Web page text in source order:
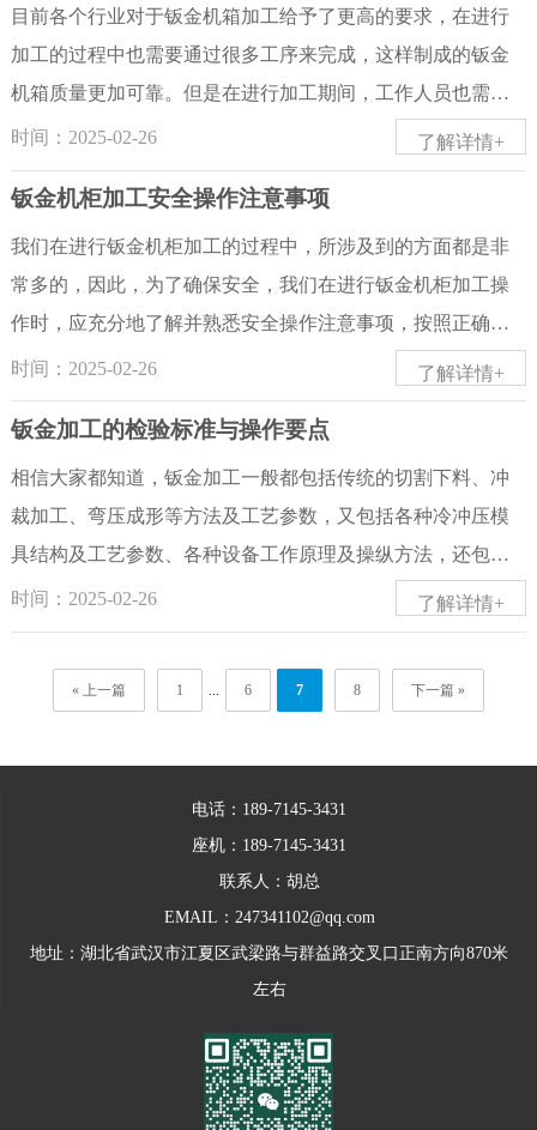
意按照正确方式，正确的规范来完成加工操作，进而能使得
厂家获得所需...
应力应变散布规则，并断定变形力和变形功，以便合理地挑
选设备吨位及模具强度。2、研究钣金加工塑性成形过程中构
件应变和尺度的改变规则，挑选合适的坯料和合理的中心毛
坯形状，以便最优地到达构件所需的形状。3、研究温度、应
变率效应等钣金加工条件对金属塑性加工抗力的影响以及进
步金属耐性和下降抗力的办法，以取得具有杰出功能的构
件。金属成形的塑性剖析办法主要有主应力法、滑移线法、
上限...
沙，想要应付国外相关企业的冲击需要对该行业本身进行整
合，保证我们民族工业能够遥遥领先于世界各国，因此，番
禺钣金制造行业除了扩大行业规模之外，还需在先进的互联
网平台上整合行业生产和供求的关系，如此才能在钣金行业
中立足不败之地，更好地开通国内外市场。目前我国的高精
度钣金加工企业数量较少，同时缺乏专业的高技术人才，而
未来钣金加工制造业的发展趋势将会朝着智能化、智慧化的
方向去发展，所以对于钣金加工能力的需求也在不断提高，
整体来看，佛山钣金制造行业内若能优化技术实力、客户资
源及先进的企业管理模式将能在未来激烈的竞争中获得行业
内较高的利润水平!
目前各个行业对于钣金机箱加工给予了更高的要求，在进行
加工的过程中也需要通过很多工序来完成，这样制成的钣金
机箱质量更加可靠。但是在进行加工期间，工作人员也需要
对加工技巧有所了解，并按照合适的流程和方式完成加工操
作，这样可以达到工艺标准，也可以解决更多生产加工难
题。钣金机箱加工进行钣金机箱加工期间需要掌握一定的技
术流程，标准的程序不可以出现错误，也不能忽视。另外加
工操作也需要在一定的技术标准下进行，严格选择材料。如
果材料的厚度存在不均匀的情况，工作人员就需要运用更多
加工技术来处理解决，在进行加工生产的过程中折弯操作也
是必要的流程，折弯过程中的技巧和方法对于产品的加工制
作质量也会产生很大的影响。在进行钣金机箱加工期间，经
常会出现折断和脱料等情况，所以需要事先做好准备，还需
要避免出现过度磨损，在遇到任何加工生产难题时，工作人
员需要通过合适的方式方法来进行处理解决。例如可以增强
模具的强度，工作人员可以选用导向性良好的装置配合生产
加工的进行，也可以使用气吹模具，让材质的抗磨性更强。
现在钣金机箱加工操作已经为很多行业的发展提供了便利条
件，也可以通过合适的方法确保产品加工质量，在加工期间
了解详情+
时间：2025-02-26
钣金机柜加工安全操作注意事项
我们在进行钣金机柜加工的过程中，所涉及到的方面都是非
常多的，因此，为了确保安全，我们在进行钣金机柜加工操
作时，应充分地了解并熟悉安全操作注意事项，按照正确的
操作方法进行操作，以免发生一些不必要的安全事故。那么
您知道钣金机柜加工安全操作注意事项有哪些吗?下面五金小
编为您介绍：钣金机柜加工钣金机柜加工安全操作注意事
项：1、钣金机柜加工操作人员在开始施工前，要先对场地进
行清理，如有杂物等应及时清理掉。2、对钣金机柜加工过程
中要用到的工具进行检查，是否完好无损，能否正常使用，
还有就是连接是否牢固等。3、在使用钣金机柜加工机器设备
时，比如机床、焊机等，要检查机器设备是否正常和完好，
接地是否良好。一切检查没有问题后，才能够按照规定要求
和程序进行启动和使用。4、焊接作业中使用的焊条，应是干
如果要使用到氧气瓶、乙炔瓶的话，那么氧气瓶和乙炔瓶要
远离火源，并且要避免暴晒和受到撞击。7、要定期检查气
了解详情+
时间：2025-02-26
钣金加工的检验标准与操作要点
相信大家都知道，钣金加工一般都包括传统的切割下料、冲
裁加工、弯压成形等方法及工艺参数，又包括各种冷冲压模
具结构及工艺参数、各种设备工作原理及操纵方法，还包括
新冲压技术及新工艺。因此，在钣金加工的过程中，对于钣
金加工的检验标准与操作要点的掌控是非常重要的一个方
面。那么您知道钣金加工的检验标准与操作要点包括有哪些
内容吗?下面五金小编为您介绍：钣金加工的检验标准与操作
还有就是资料、板厚等是否正确，以及尺寸是否能够得到保
表面有缺陷的话，那么应检查其是否能够进行处理和解决，
不能进行加工操作。4、成品钣金加工完毕后，应进行必要的
检验与检查，是否存在问题等。综上所述，就是钣金加工的
了解详情+
时间：2025-02-26
« 上一篇 1 ... 6 7 8 下一篇 »
电话：189-7145-3431
座机：189-7145-3431
联系人：胡总
EMAIL：247341102@qq.com
地址：湖北省武汉市江夏区武梁路与群益路交叉口正南方向870米
左右